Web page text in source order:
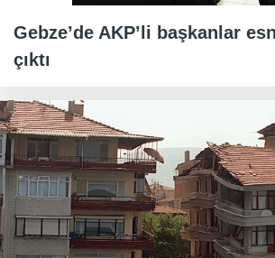
Gebze’de AKP’li başkanlar
çıktı